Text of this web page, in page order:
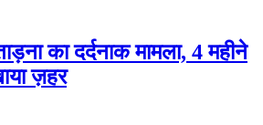
का दर्दनाक मामला, 4 महीने
ज़हर